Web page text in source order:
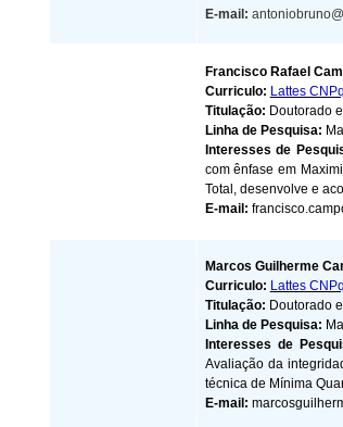
E-mail:
Francisco Rafael
Curriculo: Lattes CNPq
Titulação: Doutorado
Linha de Pesquisa:
Interesses de
com ênfase em
Total, desenvolve e
E-mail:
Marcos Guilherme
Curriculo: Lattes CNPq
Titulação: Doutorado
Linha de Pesquisa:
Interesses de
Avaliação da
técnica de Mínima
E-mail: